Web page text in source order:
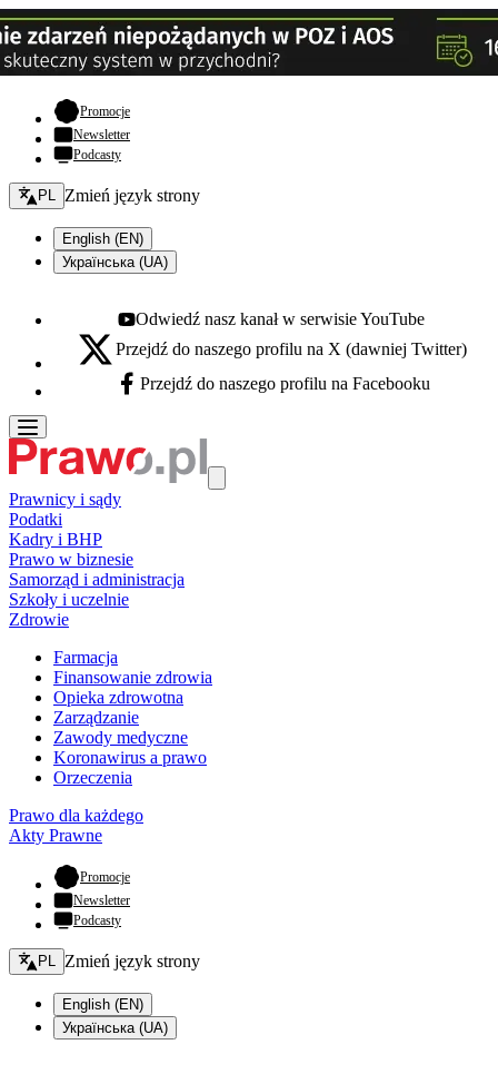
Promocje- otwiera się w nowej karcie
Newsletter
Podcasty
Zmień język - bieżący:
PL Zmień język strony
English (EN)
Українська (UA)
Youtube - otwiera się w nowej karcie
Odwiedź nasz kanał w serwisie YouTube
X - otwiera się w nowej karcie
Przejdź do naszego profilu na X (dawniej Twitter)
Facebook - otwiera się w nowej karcie
Przejdź do naszego profilu na Facebooku
Prawnicy i sądy
Podatki
Kadry i BHP
Prawo w biznesie
Samorząd i administracja
Szkoły i uczelnie
Zdrowie
Farmacja
Finansowanie zdrowia
Opieka zdrowotna
Zarządzanie
Zawody medyczne
Koronawirus a prawo
Orzeczenia
Prawo dla każdego
Akty Prawne
Promocje- otwiera się w nowej karcie
Newsletter
Podcasty
Zmień język - bieżący:
PL Zmień język strony
English (EN)
Українська (UA)